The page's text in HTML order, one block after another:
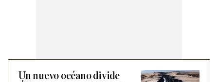
Un nuevo océano divide